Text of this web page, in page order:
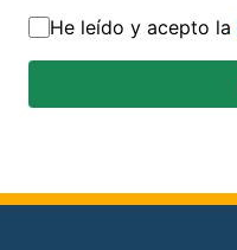
He leído y acepto la